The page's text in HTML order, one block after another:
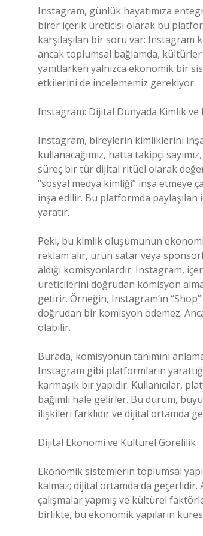
Instagram, günlük hayatımıza
birer içerik üreticisi olarak bu
karşılaşılan bir soru var: Instagram
ancak toplumsal bağlamda, kültürler
yanıtlarken yalnızca ekonomik bir
etkilerini de incelememiz gerekiyor.
Instagram: Dijital Dünyada Kimlik ve
Instagram, bireylerin kimliklerini
kullanacağımız, hatta takipçi
süreç bir tür dijital ritüel olarak
“sosyal medya kimliği” inşa etmeye
inşa edilir. Bu platformda
yaratır.
Peki, bu kimlik oluşumunun
reklam alır, ürün satar veya
aldığı komisyonlardır. Instagram,
üreticilerini doğrudan komisyon
getirir. Örneğin, Instagram’ın
doğrudan bir komisyon ödemez.
olabilir.
Burada, komisyonun tanımını
Instagram gibi platformların
karmaşık bir yapıdır. Kullanıcılar,
bağımlı hale gelirler. Bu durum,
ilişkileri farklıdır ve dijital ortamda
Dijital Ekonomi ve Kültürel Görelilik
Ekonomik sistemlerin toplumsal
kalmaz; dijital ortamda da
çalışmalar yapmış ve kültürel
birlikte, bu ekonomik yapıların